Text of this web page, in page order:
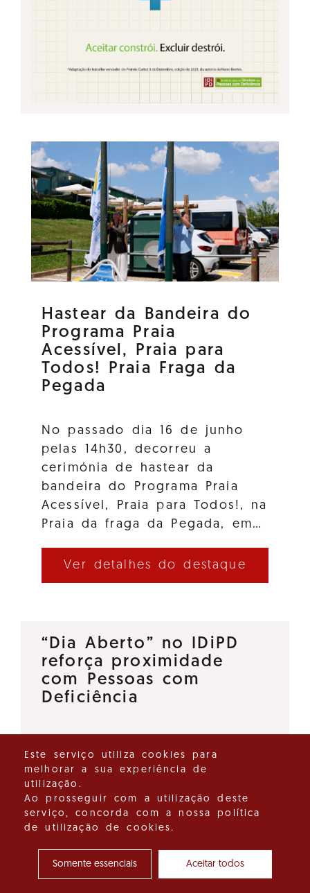
Hastear da Bandeira do
Programa Praia
Acessível, Praia para
Todos! Praia Fraga da
Pegada
No passado dia 16 de junho
pelas 14h30, decorreu a
cerimónia de hastear da
bandeira do Programa Praia
Acessível, Praia para Todos!, na
Praia da fraga da Pegada, em…
Ver detalhes do destaque
“Dia Aberto” no IDiPD
reforça proximidade
com Pessoas com
Deficiência
Pessoas com Deficiência (IDiPD)
lançou a iniciativa “Dia Aberto”,
um espaço de diálogo direto
que tem como objetivo
reforçar a proximidade entre…
Ver detalhes do destaque
Este serviço utiliza cookies para
melhorar a sua experiência de
utilização.
Ao prosseguir com a utilização deste
serviço, concorda com a nossa política
de utilização de cookies.
Somente essenciais Aceitar todos